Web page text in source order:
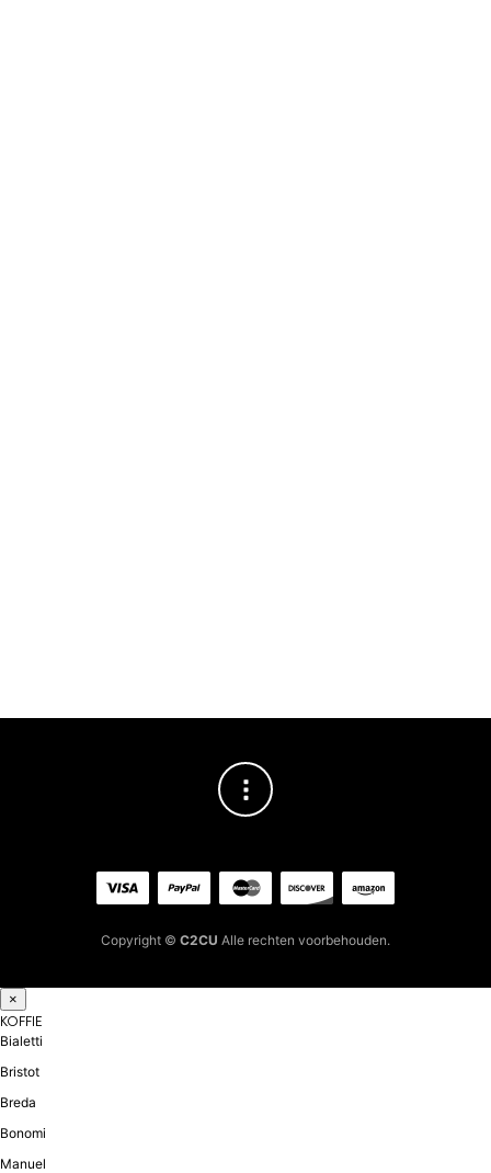
Copyright © C2CU Alle rechten voorbehouden.
×
KOFFIE
Bialetti
Bristot
Breda
Bonomi
Manuel